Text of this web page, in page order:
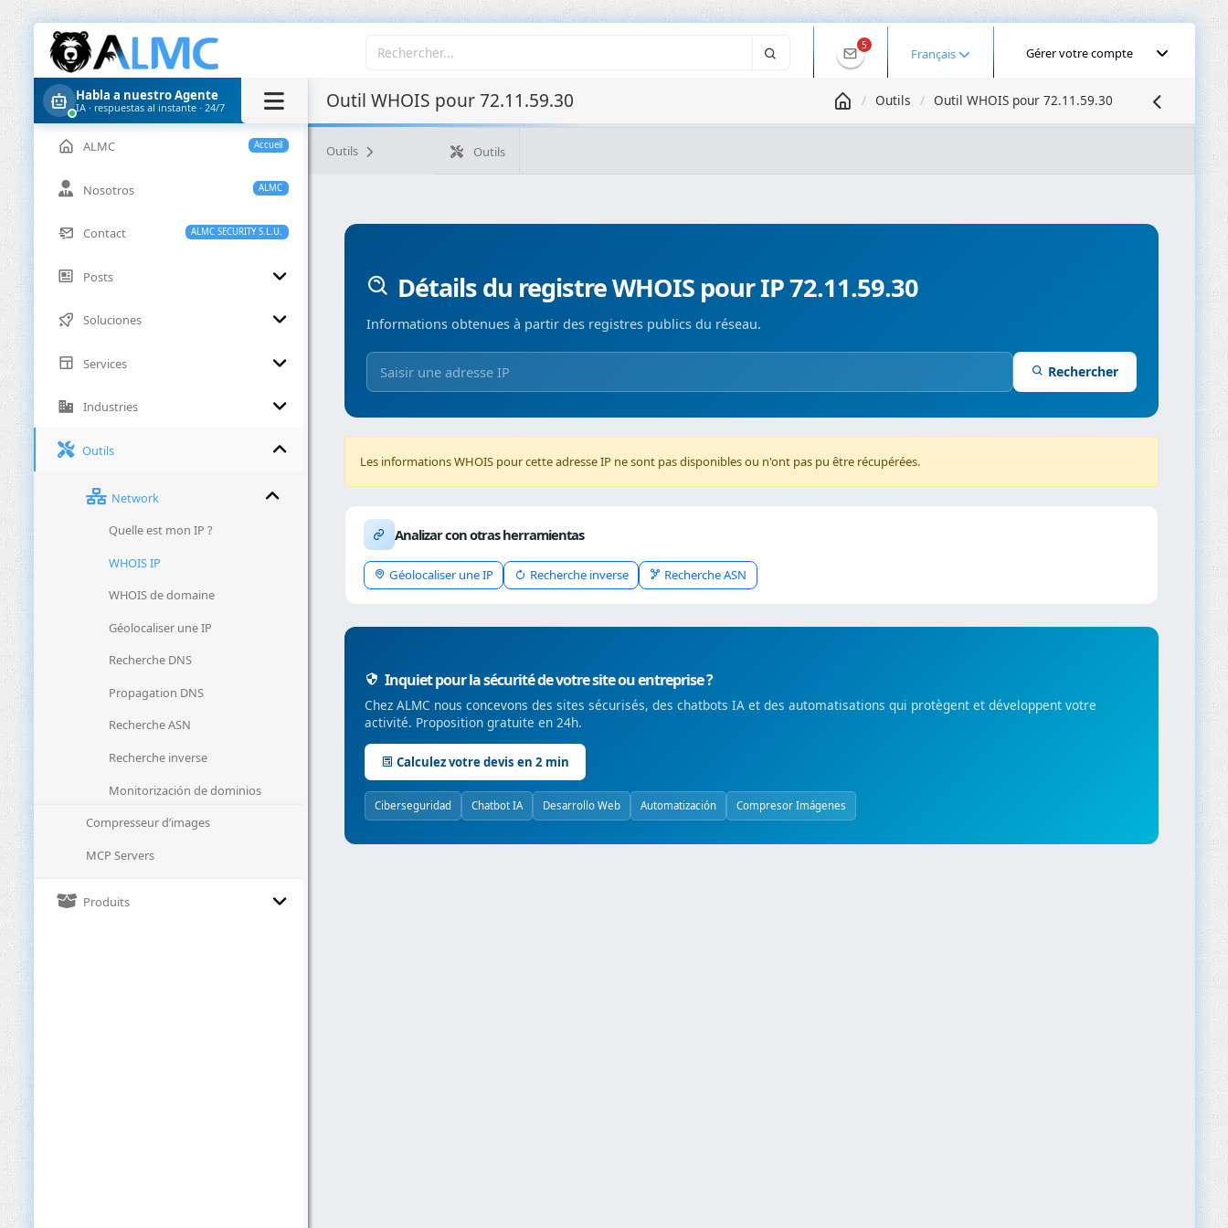
5
Français Gérer votre compte
Habla a nuestro Agente
IA · respuestas al instante · 24/7
Accueil
ALMC
ALMC
Nosotros
ALMC SECURITY S.L.U.
Contact
Posts
Soluciones
Services
Industries
Outils
Network
Quelle est mon IP ?
WHOIS IP
WHOIS de domaine
Géolocaliser une IP
Recherche DNS
Propagation DNS
Recherche ASN
Recherche inverse
Monitorización de dominios
Compresseur d’images
MCP Servers
Produits
Outil WHOIS pour 72.11.59.30 Outils Outil WHOIS pour 72.11.59.30
Outils Outils
Détails du registre WHOIS pour IP 72.11.59.30
Informations obtenues à partir des registres publics du réseau.
Rechercher
Les informations WHOIS pour cette adresse IP ne sont pas disponibles ou n'ont pas pu être récupérées.
Analizar con otras herramientas
Géolocaliser une IP Recherche inverse Recherche ASN
Inquiet pour la sécurité de votre site ou entreprise ?
Chez ALMC nous concevons des sites sécurisés, des chatbots IA et des automatisations qui protègent et développent votre
activité. Proposition gratuite en 24h.
Calculez votre devis en 2 min
Ciberseguridad Chatbot IA Desarrollo Web Automatización Compresor Imágenes